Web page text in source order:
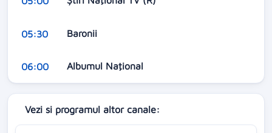
05:30 Baronii
06:00 Albumul Naţional
Vezi si programul altor canale: